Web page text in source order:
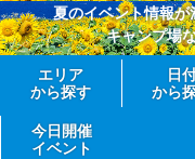
夏のイベント情報
キャンプ場
エリア
から探す
日
から
今日開催
イベント